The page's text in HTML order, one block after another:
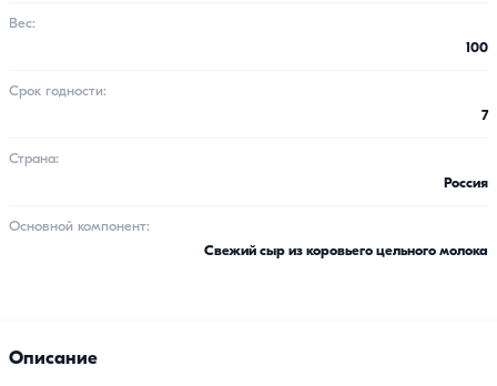
Вес:
100
Срок годности:
7
Страна:
Россия
Основной компонент:
Свежий сыр из коровьего цельного молока
Описание